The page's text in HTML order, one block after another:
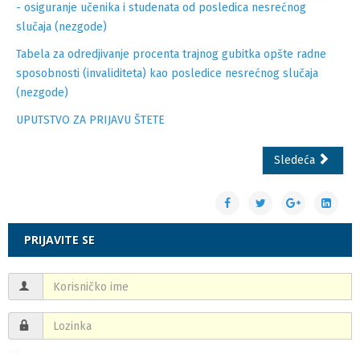
- osiguranje učenika i studenata od posledica nesrećnog
slučaja (nezgode)
Tabela za odredjivanje procenta trajnog gubitka opšte radne
sposobnosti (invaliditeta) kao posledice nesrećnog slučaja
(nezgode)
UPUTSTVO ZA PRIJAVU ŠTETE
Sledeća
PRIJAVITE SE